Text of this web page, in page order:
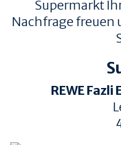
Supermarkt
Nachfrage freuen
REWE